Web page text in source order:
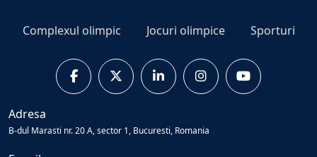
Complexul olimpic Jocuri olimpice Sporturi
Adresa
B-dul Marasti nr. 20 A, sector 1, Bucuresti, Romania